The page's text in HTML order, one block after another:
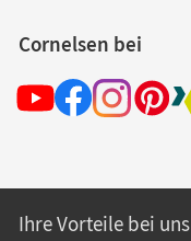
Cornelsen bei
Ihre Vorteile bei uns